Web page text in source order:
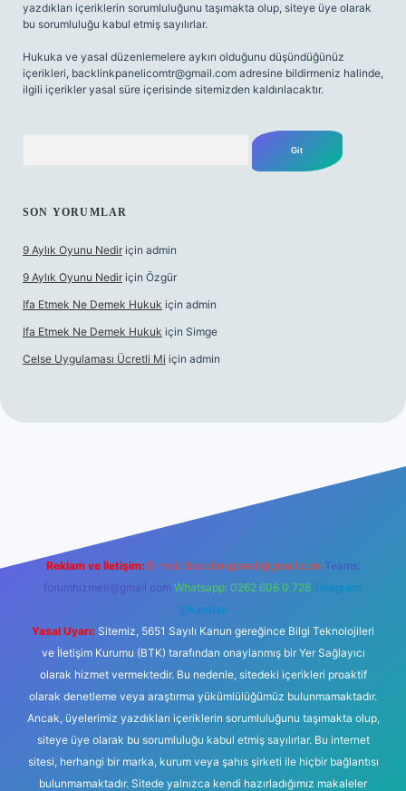
yazdıkları içeriklerin sorumluluğunu taşımakta olup, siteye üye olarak
bu sorumluluğu kabul etmiş sayılırlar.
Hukuka ve yasal düzenlemelere aykırı olduğunu düşündüğünüz
içerikleri, backlinkpanelicomtr@gmail.com adresine bildirmeniz halinde,
ilgili içerikler yasal süre içerisinde sitemizden kaldırılacaktır.
SON YORUMLAR
9 Aylık Oyunu Nedir için admin
9 Aylık Oyunu Nedir için Özgür
Ifa Etmek Ne Demek Hukuk için admin
Ifa Etmek Ne Demek Hukuk için Simge
Celse Uygulaması Ücretli Mi için admin
Reklam ve İletişim: E-mail: backlinkpaneli@gmail.com Teams:
forumhizmeti@gmail.com Whatsapp: 0262 606 0 726 Telegram:
@karabul
Yasal Uyarı: Sitemiz, 5651 Sayılı Kanun gereğince Bilgi Teknolojileri
ve İletişim Kurumu (BTK) tarafından onaylanmış bir Yer Sağlayıcı
olarak hizmet vermektedir. Bu nedenle, sitedeki içerikleri proaktif
olarak denetleme veya araştırma yükümlülüğümüz bulunmamaktadır.
Ancak, üyelerimiz yazdıkları içeriklerin sorumluluğunu taşımakta olup,
siteye üye olarak bu sorumluluğu kabul etmiş sayılırlar. Bu internet
sitesi, herhangi bir marka, kurum veya şahıs şirketi ile hiçbir bağlantısı
bulunmamaktadır. Sitede yalnızca kendi hazırladığımız makaleler